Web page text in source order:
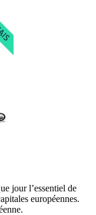
jour l’essentiel de
européennes.